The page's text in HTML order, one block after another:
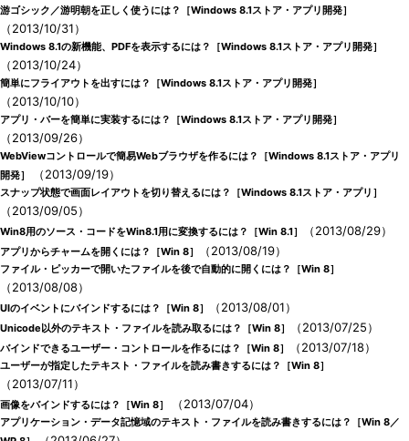
游ゴシック／游明朝を正しく使うには？［Windows 8.1ストア・アプリ開発］
（2013/10/31）
Windows 8.1の新機能、PDFを表示するには？［Windows 8.1ストア・アプリ開発］
（2013/10/24）
簡単にフライアウトを出すには？［Windows 8.1ストア・アプリ開発］
（2013/10/10）
アプリ・バーを簡単に実装するには？［Windows 8.1ストア・アプリ開発］
（2013/09/26）
WebViewコントロールで簡易Webブラウザを作るには？［Windows 8.1ストア・アプリ
開発］
（2013/09/19）
スナップ状態で画面レイアウトを切り替えるには？［Windows 8.1ストア・アプリ］
（2013/09/05）
Win8用のソース・コードをWin8.1用に変換するには？［Win 8.1］ （2013/08/29）
アプリからチャームを開くには？［Win 8］ （2013/08/19）
ファイル・ピッカーで開いたファイルを後で自動的に開くには？［Win 8］
（2013/08/08）
UIのイベントにバインドするには？［Win 8］ （2013/08/01）
Unicode以外のテキスト・ファイルを読み取るには？［Win 8］ （2013/07/25）
バインドできるユーザー・コントロールを作るには？［Win 8］ （2013/07/18）
ユーザーが指定したテキスト・ファイルを読み書きするには？［Win 8］
（2013/07/11）
画像をバインドするには？［Win 8］ （2013/07/04）
アプリケーション・データ記憶域のテキスト・ファイルを読み書きするには？［Win 8／